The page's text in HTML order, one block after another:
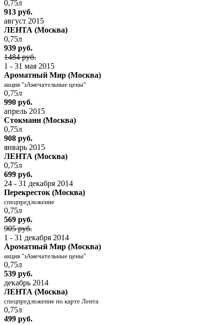
0,75л
913 руб.
август 2015
ЛЕНТА (Москва)
0,75л
939 руб.
1484 руб.
1 - 31 мая 2015
Ароматный Мир (Москва)
акция "зАмечательные цены"
0,75л
990 руб.
апрель 2015
Стокманн (Москва)
0,75л
908 руб.
январь 2015
ЛЕНТА (Москва)
0,75л
699 руб.
24 - 31 декабря 2014
Перекресток (Москва)
спецпредложение
0,75л
569 руб.
905 руб.
1 - 31 декабря 2014
Ароматный Мир (Москва)
акция "зАмечательные цены"
0,75л
539 руб.
декабрь 2014
ЛЕНТА (Москва)
спецпредложение по карте Лента
0,75л
499 руб.